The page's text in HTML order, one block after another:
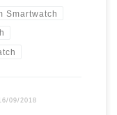
Smartwatch
09/2018